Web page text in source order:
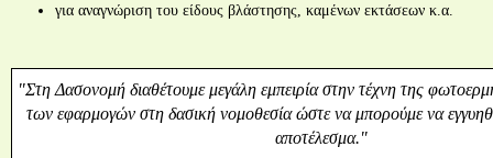
για αναγνώριση του είδους βλάστησης, καμένων εκτάσεων κ.α.
"Στη Δασονομή διαθέτουμε μεγάλη εμπειρία στην τέχνη της
των εφαρμογών στη δασική νομοθεσία ώστε να μπορούμε να
αποτέλεσμα."